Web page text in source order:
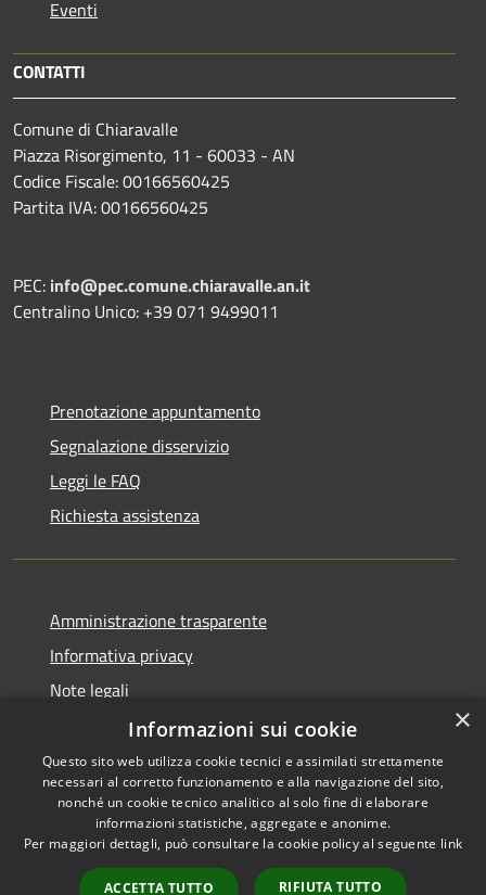
Eventi
CONTATTI
Comune di Chiaravalle
Piazza Risorgimento, 11 - 60033 - AN
Codice Fiscale: 00166560425
Partita IVA: 00166560425
PEC: info@pec.comune.chiaravalle.an.it
Centralino Unico: +39 071 9499011
Prenotazione appuntamento
Segnalazione disservizio
Leggi le FAQ
Richiesta assistenza
Amministrazione trasparente
Informativa privacy
Note legali
Dichiarazione di accessibilità
RSS
Accessibilità
Copyright © 2026 • Comune di
Municipium• Accesso
×
Informazioni sui cookie
Questo sito web utilizza cookie tecnici e assimilati strettamente
necessari al corretto funzionamento e alla navigazione del sito,
nonché un cookie tecnico analitico al solo fine di elaborare
informazioni statistiche, aggregate e anonime.
Per maggiori dettagli, può consultare la cookie policy al seguente link
ACCETTA TUTTO RIFIUTA TUTTO